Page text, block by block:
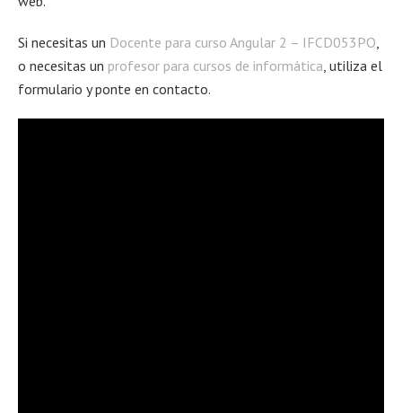
Si necesitas un Docente para curso Angular 2 – IFCD053PO
o necesitas un profesor para cursos de informática , utiliza el
formulario y ponte en contacto.